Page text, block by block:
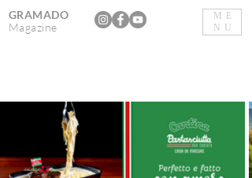
ME
NU
GRAMADO
Magazine